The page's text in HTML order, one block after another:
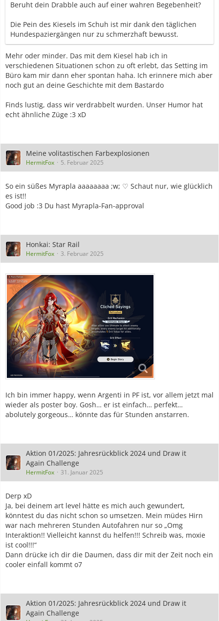
Beruht dein Drabble auch auf einer wahren Begebenheit?
Die Pein des Kiesels im Schuh ist mir dank den täglichen
Hundespaziergängen nur zu schmerzhaft bewusst.
Mehr oder minder. Das mit dem Kiesel hab ich in
verschiedenen Situationen schon zu oft erlebt, das Setting im
Büro kam mir dann eher spontan haha. Ich erinnere mich aber
noch gut an deine Geschichte mit dem Bastardo
Finds lustig, dass wir verdrabbelt wurden. Unser Humor hat
echt ähnliche Züge :3 xD
Meine volitastischen Farbexplosionen
HermitFox 5. Februar 2025
So ein süßes Myrapla aaaaaaaa ;w; ♡ Schaut nur, wie glücklich
es ist!!
Good job :3 Du hast Myrapla-Fan-approval
Honkai: Star Rail
HermitFox 3. Februar 2025
Ich bin immer happy, wenn Argenti in PF ist, vor allem jetzt mal
wieder als poster boy. Gosh… er ist einfach… perfekt…
abolutely gorgeous… könnte das für Stunden anstarren.
Aktion 01/2025: Jahresrückblick 2024 und Draw it
Again Challenge
HermitFox 31. Januar 2025
Derp xD
Ja, bei deinem art level hätte es mich auch gewundert,
könntest du das nicht schon so umsetzen. Mein müdes Hirn
war nach mehreren Stunden Autofahren nur so „Omg
Interaktion!! Vielleicht kannst du helfen!!! Schreib was, moxie
ist cool!!!“
Dann drücke ich dir die Daumen, dass dir mit der Zeit noch ein
cooler einfall kommt o7
Aktion 01/2025: Jahresrückblick 2024 und Draw it
Again Challenge